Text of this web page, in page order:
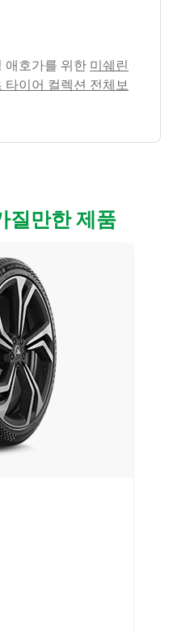
애호가를 위한 미쉐린
타이어 컬렉션 전체보
질만한 제품